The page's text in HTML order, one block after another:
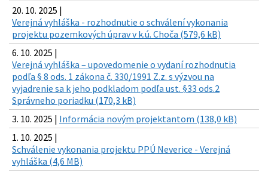
20. 10. 2025 |
Verejná vyhláška - rozhodnutie o schválení vykonania
projektu pozemkových úprav v k.ú. Choča (579,6 kB)
6. 10. 2025 |
Verejná vyhláška – upovedomenie o vydaní rozhodnutia
podľa § 8 ods. 1 zákona č. 330/1991 Z.z. s výzvou na
vyjadrenie sa k jeho podkladom podľa ust. §33 ods.2
Správneho poriadku (170,3 kB)
3. 10. 2025 | Informácia novým projektantom (138,0 kB)
1. 10. 2025 |
Schválenie vykonania projektu PPÚ Neverice - Verejná
vyhláška (4,6 MB)